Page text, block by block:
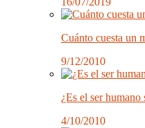
Cuánto cuesta un
9/12/2010
¿Es el ser humano
4/10/2010